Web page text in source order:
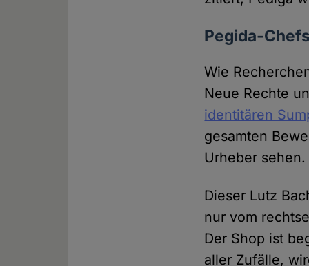
Pegida-
Wie
Neue Rechte
identitären
gesamten
Urheber sehen.
Dieser Lutz
nur vom
Der Shop ist
aller Zufälle,